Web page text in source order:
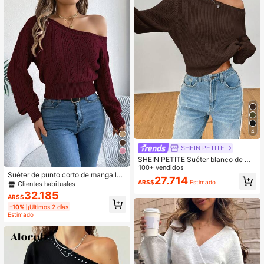
16
Suéter de punto corto de manga lar
ga con hombro asimétrico y recorte
para mujer, otoño/invierno, top casu
al sexy de moda en unicolor
Clientes habituales
ARS$32.185
-10% ¡Últimos 2 días
Estimado
4
SHEIN PETITE
SHEIN PETITE Suéter blanco de ma
nga larga para mujer, se puede usar
sobre los hombros, adecuado para
otoño e invierno, para mujeres de ta
100+ vendidos
ARS$27.714 Estimado